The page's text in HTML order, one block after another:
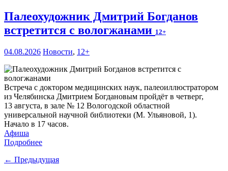
Палеохудожник Дмитрий Богданов
встретится с вологжанами 12+
04.08.2026 Новости, 12+
Встреча с доктором медицинских наук, палеоиллюстратором
из Челябинска Дмитрием Богдановым пройдёт в четверг,
13 августа, в зале № 12 Вологодской областной
универсальной научной библиотеки (М. Ульяновой, 1).
Начало в 17 часов.
Афиша
Подробнее
← Предыдущая